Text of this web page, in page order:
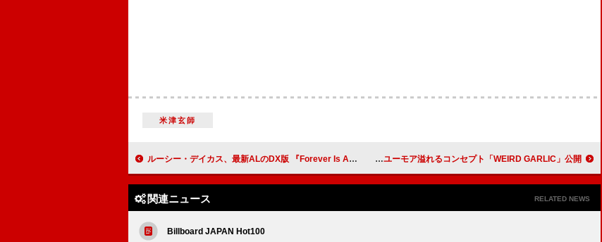
米津玄師
ルーシー・デイカス、最新ALのDX版 『Forever Is A Feeling: The Archives』配信 LE SSERAFIM、ユーモア溢れるコンセプト「WEIRD GARLIC」公開
関連ニュース RELATED NEWS
Billboard JAPAN Hot100